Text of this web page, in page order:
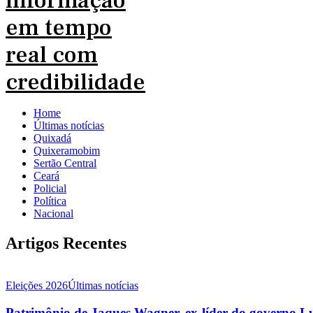
Home
Últimas notícias
Quixadá
Quixeramobim
Sertão Central
Ceará
Policial
Política
Nacional
Artigos Recentes
Eleições 2026Últimas notícias